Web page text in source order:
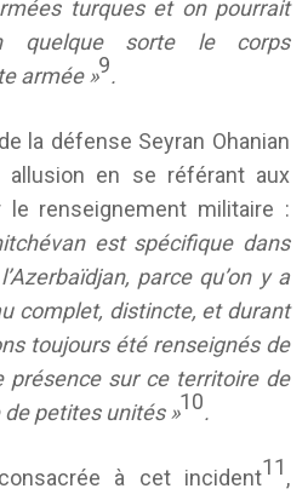
turques et on pourrait
quelque sorte le corps
armée »9.
la défense Seyran Ohanian
en se référant aux
le renseignement militaire :
est spécifique dans
parce qu’on y a
complet, distincte, et durant
toujours été renseignés de
présence sur ce territoire de
petites unités »10.
à cet incident11,